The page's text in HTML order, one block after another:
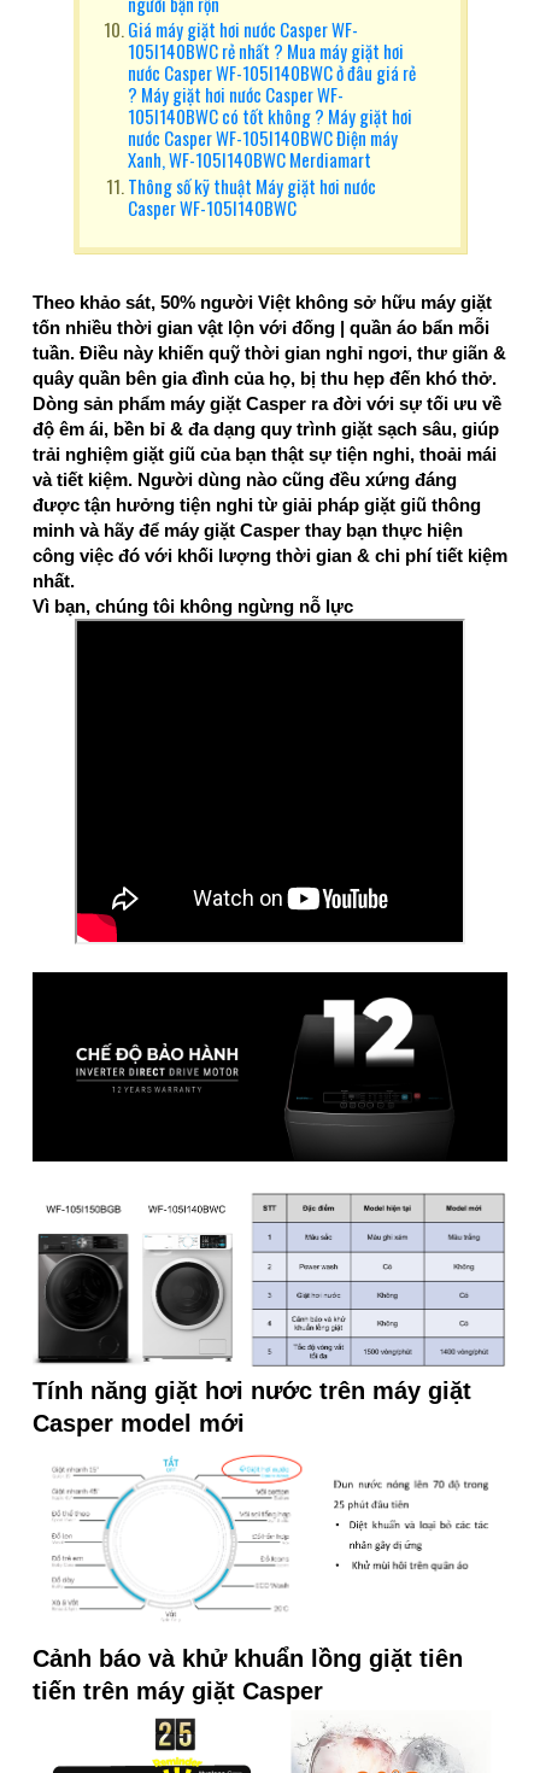
Giá máy giặt hơi nước Casper WF-
105I140BWC rẻ nhất ? Mua máy giặt hơi
nước Casper WF-105I140BWC ở đâu giá rẻ
? Máy giặt hơi nước Casper WF-
105I140BWC có tốt không ? Máy giặt hơi
nước Casper WF-105I140BWC Điện máy
Xanh, WF-105I140BWC Merdiamart
Thông số kỹ thuật Máy giặt hơi nước
Casper WF-105I140BWC
Theo khảo sát, 50% người Việt không sở hữu máy giặt
tốn nhiều thời gian vật lộn với đống | quần áo bẩn mỗi
tuần. Điều này khiến quỹ thời gian nghỉ ngơi, thư giãn &
quây quần bên gia đình của họ, bị thu hẹp đến khó thở.
Dòng sản phẩm máy giặt Casper ra đời với sự tối ưu về
độ êm ái, bền bỉ & đa dạng quy trình giặt sạch sâu, giúp
trải nghiệm giặt giũ của bạn thật sự tiện nghi, thoải mái
và tiết kiệm. Người dùng nào cũng đều xứng đáng
được tận hưởng tiện nghi từ giải pháp giặt giũ thông
minh và hãy để máy giặt Casper thay bạn thực hiện
công việc đó với khối lượng thời gian & chi phí tiết kiệm
nhất.
Vì bạn, chúng tôi không ngừng nỗ lực
Tính năng giặt hơi nước trên máy giặt
Casper model mới
Cảnh báo và khử khuẩn lồng giặt tiên
tiến trên máy giặt Casper